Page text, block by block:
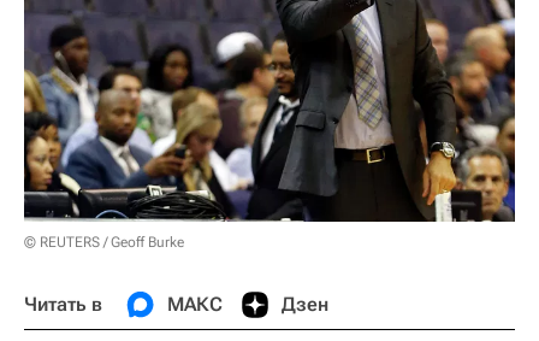
© REUTERS / Geoff Burke
Читать в МАКС Дзен